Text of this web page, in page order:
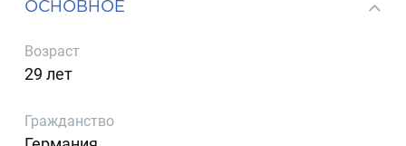
ОСНОВНОЕ
Возраст
29 лет
Гражданство